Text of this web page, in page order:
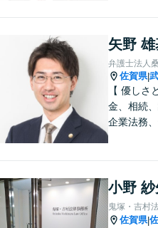
矢野
弁護士法人
佐賀県|
【 優しさ
金、相続
企業法務
なリーガ
たします。
小野
鬼塚・吉村
佐賀県|